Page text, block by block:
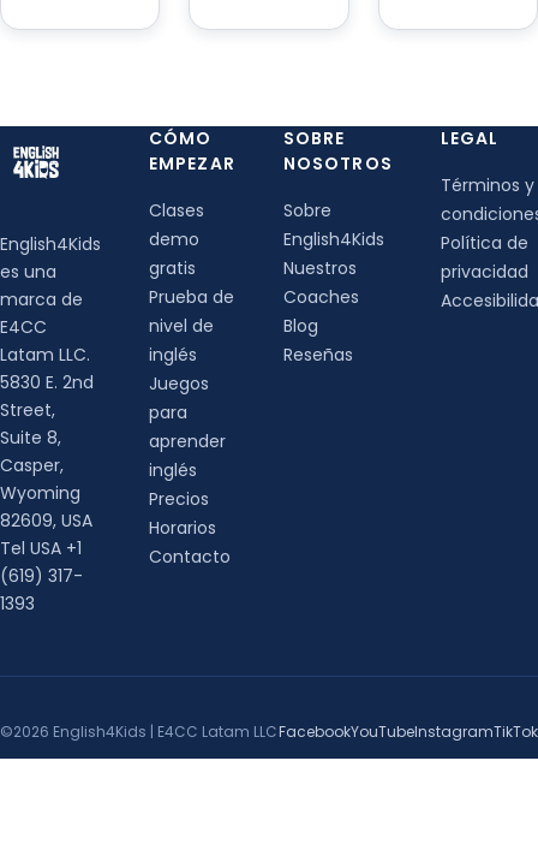
English4Kids
es una
marca de
E4CC
Latam LLC.
5830 E. 2nd
Street,
Suite 8,
Casper,
Wyoming
82609, USA
Tel USA +1
(619) 317-
1393
CÓMO
EMPEZAR
Clases
demo
gratis
Prueba de
nivel de
inglés
Juegos
para
aprender
inglés
Precios
Horarios
Contacto
SOBRE
NOSOTROS
Sobre
English4Kids
Nuestros
Coaches
Blog
Reseñas
LEGAL
Términos y
Política de
privacidad
©2026 English4Kids | E4CC Latam LLCFacebookYouTubeInstagramTikTok